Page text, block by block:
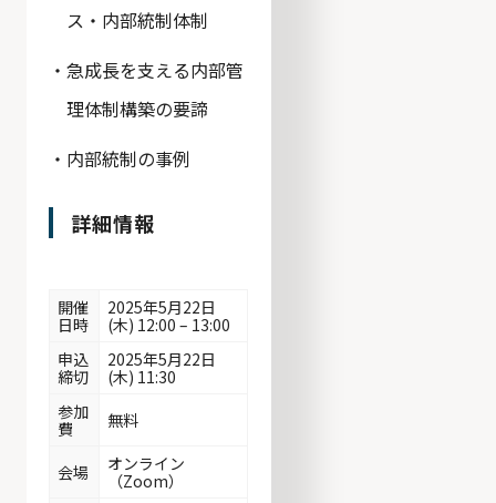
ス・内部統制体制
急成長を支える内部管
理体制構築の要諦
内部統制の事例
詳細情報
開催
日時
2025年5月22日
(木) 12:00 – 13:00
申込
締切
2025年5月22日
(木) 11:30
参加
費
無料
会場
オンライン
（Zoom）